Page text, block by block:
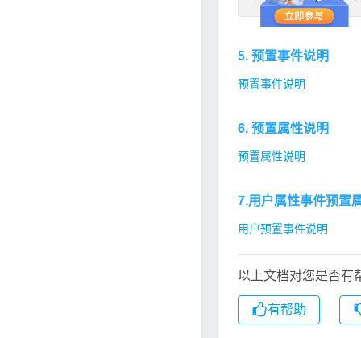
5. 预置事件说明
预置事件说明
6. 预置属性说明
预置属性说明
7.用户属性事件预置
用户预置事件说明
以上文档对您是否有
有帮助